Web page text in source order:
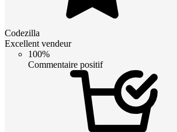
Codezilla
Excellent vendeur
100%
Commentaire positif